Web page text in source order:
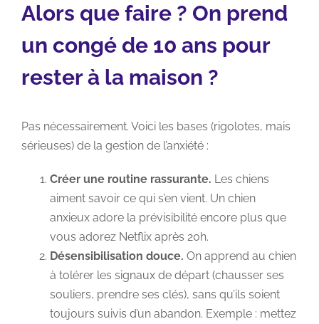
Alors que faire ? On prend
un congé de 10 ans pour
rester à la maison ?
Pas nécessairement. Voici les bases (rigolotes, mais
sérieuses) de la gestion de l’anxiété :
Créer une routine rassurante. Les chiens
aiment savoir ce qui s’en vient. Un chien
anxieux adore la prévisibilité encore plus que
vous adorez Netflix après 20h.
Désensibilisation douce. On apprend au chien
à tolérer les signaux de départ (chausser ses
souliers, prendre ses clés), sans qu’ils soient
toujours suivis d’un abandon. Exemple : mettez